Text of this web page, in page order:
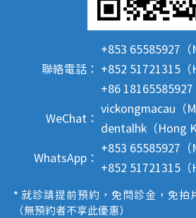
聯絡電話：
+853 65585927（
+852 51721315（
+86 18165585927
WeChat：
vickongmacau（
dentalhk（Hong
WhatsApp：
+853 65585927（
+852 51721315（
* 就診請提前預約，免問診金，免拍
（無預約者不享此優惠）